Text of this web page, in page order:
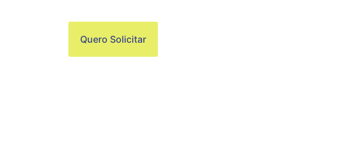
Quero Solicitar